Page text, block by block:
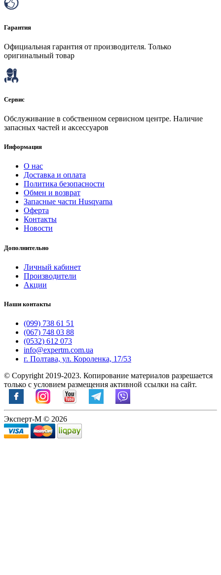
Гарантия
Официальная гарантия от производителя. Только
оригинальный товар
Сервис
Обслуживание в собственном сервисном центре. Наличие
запасных частей и аксессуаров
Информация
О нас
Доставка и оплата
Политика безопасности
Обмен и возврат
Запасные части Husqvarna
Оферта
Контакты
Новости
Дополнительно
Личный кабинет
Производители
Акции
Наши контакты
(099) 738 61 51
(067) 748 03 88
(0532) 612 073
info@expertm.com.ua
г. Полтава, ул. Короленка, 17/53
© Copyright 2019-2023. Копирование материалов разрешается
только с условием размещения активной ссылки на сайт.
Эксперт-М © 2026